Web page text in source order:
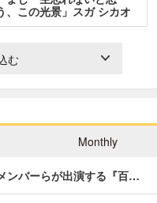
、この光景」スガ シカオ
…
む
Monthly
ンバーらが出演する『百…